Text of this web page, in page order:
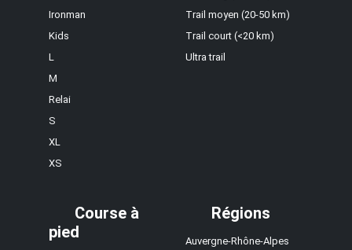
Ironman
Kids
L
M
Relai
S
XL
XS
Trail moyen (20-50 km)
Trail court (<20 km)
Ultra trail
Course à
pied
Régions
Auvergne-Rhône-Alpes